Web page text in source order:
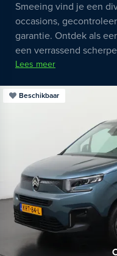
Smeeing vind je een
occasions,
garantie. Ontdek als
een verrassend
Lees meer
Beschikbaar